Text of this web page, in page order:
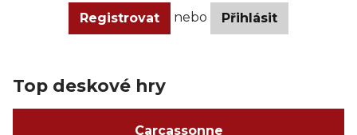
Registrovat nebo Přihlásit
Top deskové hry
Carcassonne